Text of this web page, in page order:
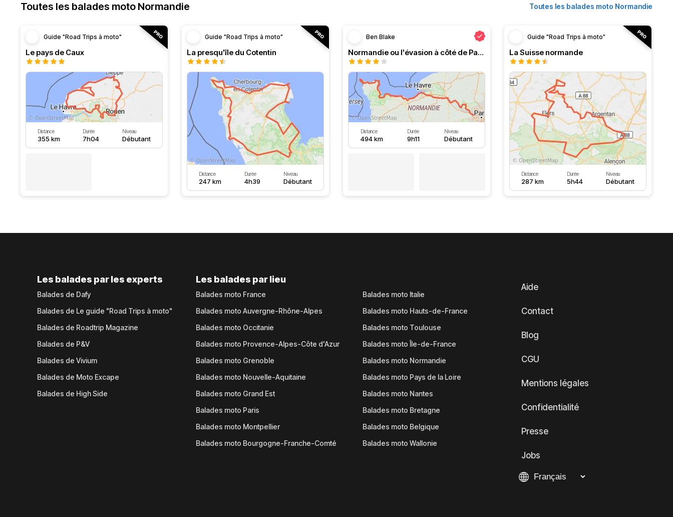
Toutes les balades moto Normandie Toutes les balades moto Normandie
Guide "Road Trips à moto"
Le pays de Caux
Distance
355 km
Durée
7h04
Niveau
Débutant
Guide "Road Trips à moto"
La presqu'île du Cotentin
Distance
247 km
Durée
4h39
Niveau
Débutant
Ben Blake
Normandie ou l'évasion à côté de Paris
Distance
494 km
Durée
9h11
Niveau
Débutant
Guide "Road Trips à moto"
La Suisse normande
Distance
287 km
Durée
5h44
Niveau
Débutant
Les balades par les experts
Balades de Dafy
Balades de Le guide "Road Trips à moto"
Balades de Roadtrip Magazine
Balades de P&V
Balades de Vivium
Balades de Moto Excape
Balades de High Side
Les balades par lieu
Balades moto France
Balades moto Auvergne-Rhône-Alpes
Balades moto Occitanie
Balades moto Provence-Alpes-Côte d'Azur
Balades moto Grenoble
Balades moto Nouvelle-Aquitaine
Balades moto Grand Est
Balades moto Paris
Balades moto Montpellier
Balades moto Bourgogne-Franche-Comté
Balades moto Italie
Balades moto Hauts-de-France
Balades moto Toulouse
Balades moto Île-de-France
Balades moto Normandie
Balades moto Pays de la Loire
Balades moto Nantes
Balades moto Bretagne
Balades moto Belgique
Balades moto Wallonie
Aide
Contact
Blog
CGU
Mentions légales
Confidentialité
Presse
Jobs